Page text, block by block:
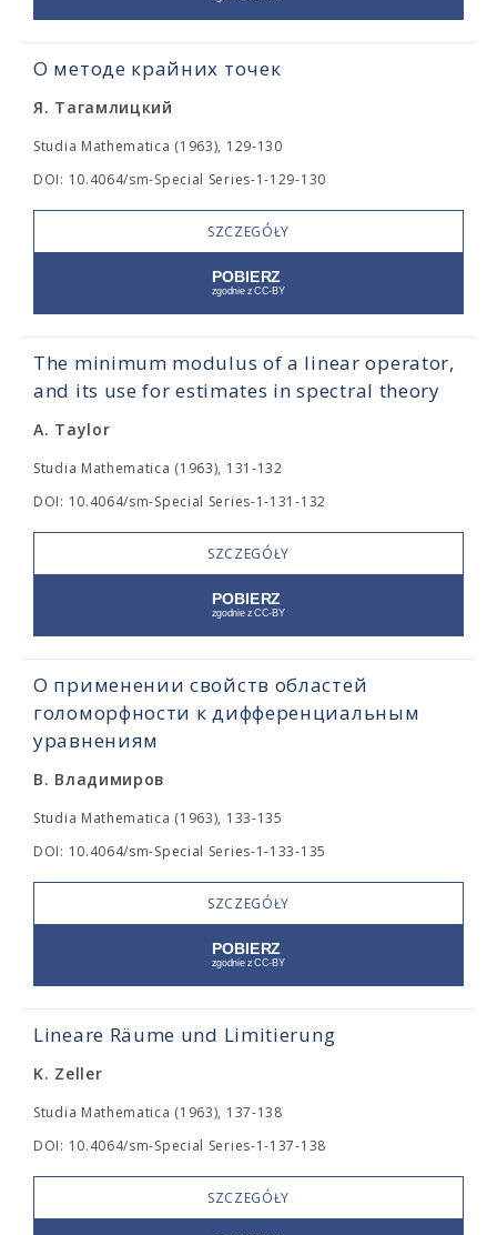
О методе крайних точек
Я. Тагамлицкий
Studia Mathematica (1963), 129-130
DOI: 10.4064/sm-Special Series-1-129-130
SZCZEGÓŁY
The minimum modulus of a linear operator,
and its use for estimates in spectral theory
A. Taylor
Studia Mathematica (1963), 131-132
DOI: 10.4064/sm-Special Series-1-131-132
SZCZEGÓŁY
О применении свойств областей
голоморфности к дифференциальным
уравнениям
В. Владимиров
Studia Mathematica (1963), 133-135
DOI: 10.4064/sm-Special Series-1-133-135
SZCZEGÓŁY
Lineare Räume und Limitierung
K. Zeller
Studia Mathematica (1963), 137-138
DOI: 10.4064/sm-Special Series-1-137-138
SZCZEGÓŁY